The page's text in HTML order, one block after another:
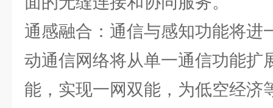
通感融合：通信与感知功能将进
动通信网络将从单一通信功能扩
能，实现一网双能，为低空经济